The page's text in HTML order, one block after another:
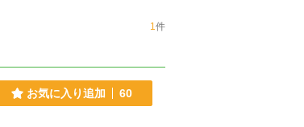
1件
お気に入り追加 60